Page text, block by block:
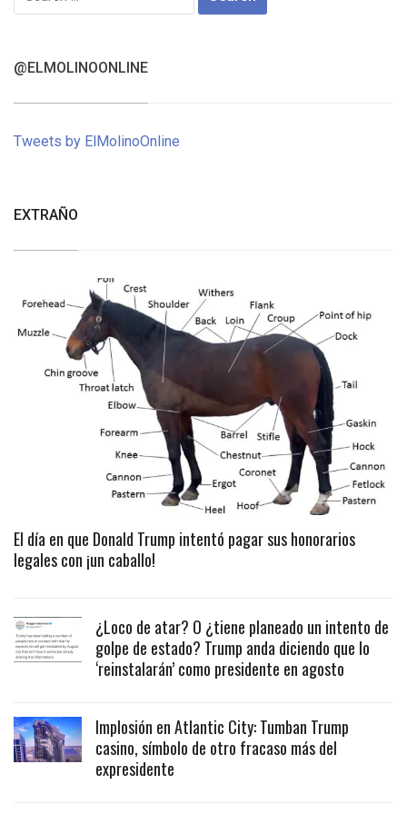
for:
@ELMOLINOONLINE
Tweets by ElMolinoOnline
EXTRAÑO
El día en que Donald Trump intentó pagar sus honorarios
legales con ¡un caballo!
¿Loco de atar? O ¿tiene planeado un intento de
golpe de estado? Trump anda diciendo que lo
‘reinstalarán’ como presidente en agosto
Implosión en Atlantic City: Tumban Trump
casino, símbolo de otro fracaso más del
expresidente